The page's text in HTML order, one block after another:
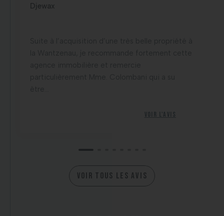
Djewax
Voir l'avis
VOIR TOUS LES AVIS